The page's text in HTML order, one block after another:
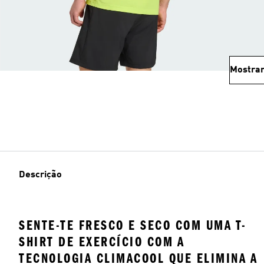
Descrição
SENTE-TE FRESCO E SECO COM UMA T-
SHIRT DE EXERCÍCIO COM A
TECNOLOGIA CLIMACOOL QUE ELIMINA A